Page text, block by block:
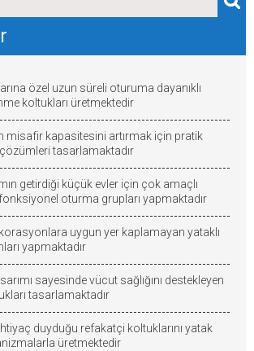
özel uzun süreli oturuma dayanıklı
koltukları üretmektedir
misafir kapasitesini artırmak için pratik
tasarlamaktadır
getirdiği küçük evler için çok amaçlı
oturma grupları yapmaktadır
uygun yer kaplamayan yataklı
yapmaktadır
sayesinde vücut sağlığını destekleyen
tasarlamaktadır
duyduğu refakatçi koltuklarını yatak
üretmektedir